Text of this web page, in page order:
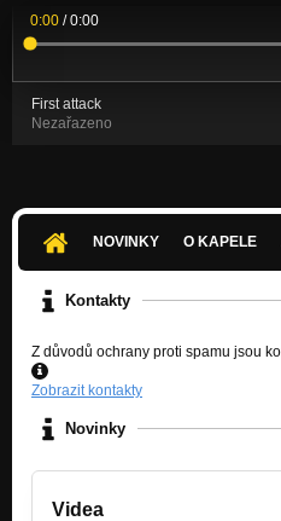
0:00 /0:00
First attack
Nezařazeno
NOVINKY O KAPELE
Kontakty
Z důvodů ochrany proti spamu jsou
Zobrazit kontakty
Novinky
Videa